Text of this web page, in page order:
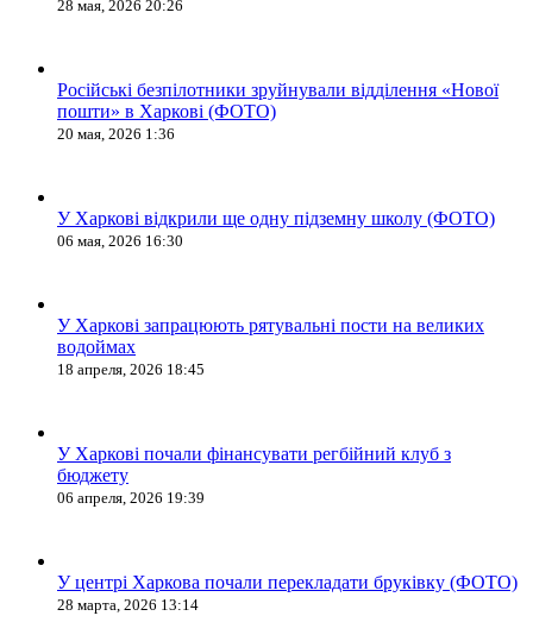
28 мая, 2026 20:26
Російські безпілотники зруйнували відділення «Нової
пошти» в Харкові (ФОТО)
20 мая, 2026 1:36
У Харкові відкрили ще одну підземну школу (ФОТО)
06 мая, 2026 16:30
У Харкові запрацюють рятувальні пости на великих
водоймах
18 апреля, 2026 18:45
У Харкові почали фінансувати регбійний клуб з
бюджету
06 апреля, 2026 19:39
У центрі Харкова почали перекладати бруківку (ФОТО)
28 марта, 2026 13:14